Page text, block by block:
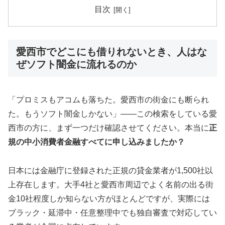
目次
愛西市でどこにも借りれないとき、人はな
ぜソフト闇金に流れるのか
「プロミスもアコムも落ちた。愛西市の街金にも断られ
た。もうソフト闇金しかない」——この検索をしている愛
西市の方に、まず一つだけ確認させてください。本当に正
規の中小消費者金融すべてに申し込みましたか？
日本には金融庁に登録された正規の貸金業者が1,500社以
上存在します。大手4社と愛西市周辺でよく名前の出る街
金10社程度しか知らない方がほとんどですが、実際には
ブラック・延滞中・任意整理中でも独自審査で対応してい